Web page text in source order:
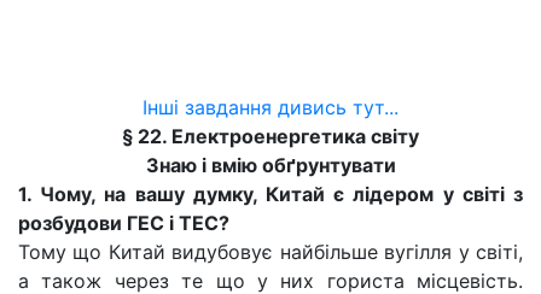
Інші завдання дивись тут...
§ 22. Електроенергетика світу
Знаю і вмію обґрунтувати
1. Чому, на вашу думку, Китай є лідером у світі з
розбудови ГЕС і ТЕС?
Тому що Китай видубовує найбільше вугілля у світі,
а також через те що у них гориста місцевість.